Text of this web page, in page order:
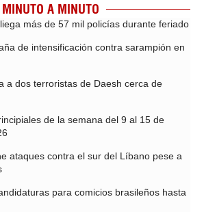
MINUTO A MINUTO
más de 57 mil policías durante feriado
de intensificación contra sarampión en
a dos terroristas de Daesh cerca de
de la semana del 9 al 15 de
ataques contra el sur del Líbano pese a
para comicios brasileños hasta